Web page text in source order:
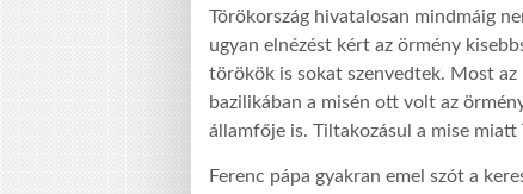
Törökország hivatalosan mindmáig
ugyan elnézést kért az örmény
törökök is sokat szenvedtek. Most
bazilikában a misén ott volt az
államfője is. Tiltakozásul a mise
Ferenc pápa gyakran emel szót a